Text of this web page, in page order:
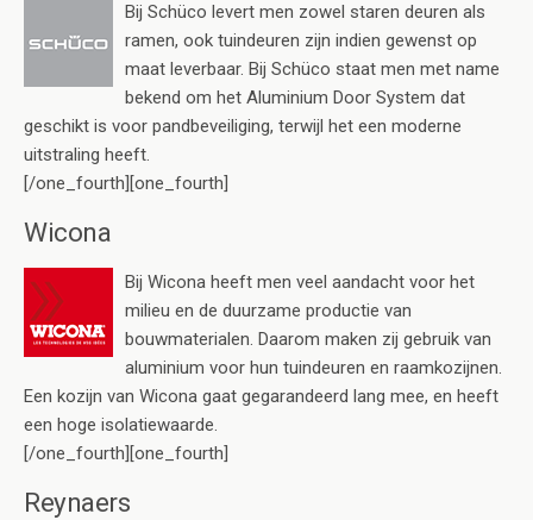
Bij Schüco levert men zowel staren deuren als
ramen, ook tuindeuren zijn indien gewenst op
maat leverbaar. Bij Schüco staat men met name
bekend om het Aluminium Door System dat
geschikt is voor pandbeveiliging, terwijl het een moderne
uitstraling heeft.
[/one_fourth][one_fourth]
Wicona
Bij Wicona heeft men veel aandacht voor het
milieu en de duurzame productie van
bouwmaterialen. Daarom maken zij gebruik van
aluminium voor hun tuindeuren en raamkozijnen.
Een kozijn van Wicona gaat gegarandeerd lang mee, en heeft
een hoge isolatiewaarde.
[/one_fourth][one_fourth]
Reynaers